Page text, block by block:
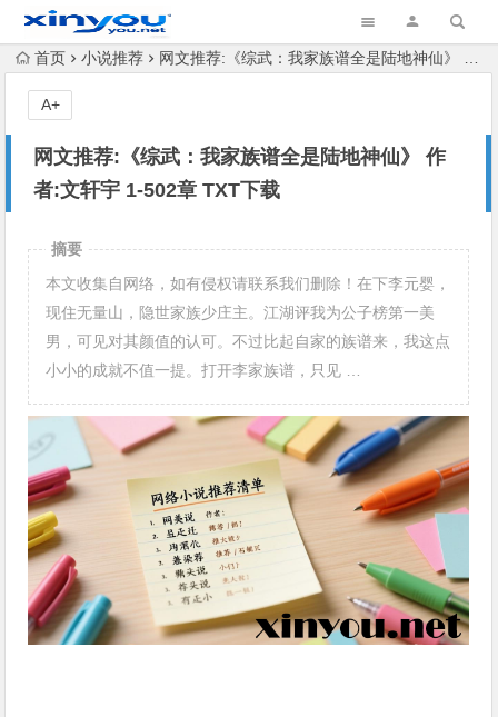
首页 小说推荐 网文推荐:《综武：我家族谱全是陆地神仙》 作者:文轩宇 1-502章 TXT下载
网文推荐:《综武：我家族谱全是陆地神仙》 作
者:文轩宇 1-502章 TXT下载
A+
摘要
本文收集自网络，如有侵权请联系我们删除！在下李元婴，
现住无量山，隐世家族少庄主。江湖评我为公子榜第一美
男，可见对其颜值的认可。不过比起自家的族谱来，我这点
小小的成就不值一提。打开李家族谱，只见 …